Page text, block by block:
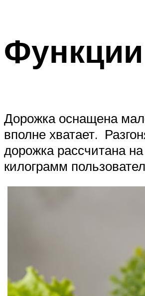
Дорожка оснащена
вполне хватает.
дорожка рассчитана
килограмм